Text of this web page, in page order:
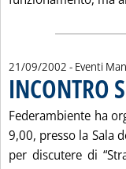
21/09/2002 - Eventi
INCONTRO
Federambiente ha
9,00, presso la Sala
per discutere di